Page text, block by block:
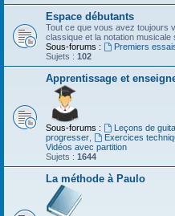
Espace débutants
Tout ce que vous avez toujours
classique et la notation
Sous-forums :
Premiers
Sujets : 102
Apprentissage et
Sous-forums : Leçons de
progresser
Exercices
Vidéos avec partition
Sujets : 1644
La méthode à Paulo